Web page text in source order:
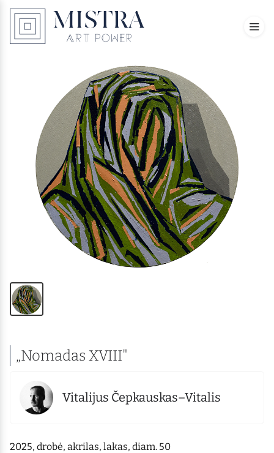
„Nomadas XVIII"
Vitalijus Čepkauskas–Vitalis
2025, drobė, akrilas, lakas, diam. 50